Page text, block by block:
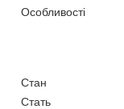
Особливості
Стан
Стать